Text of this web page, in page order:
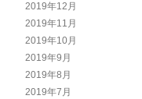
2019年12月
2019年11月
2019年10月
2019年9月
2019年8月
2019年7月